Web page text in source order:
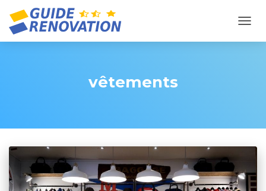
vêtements